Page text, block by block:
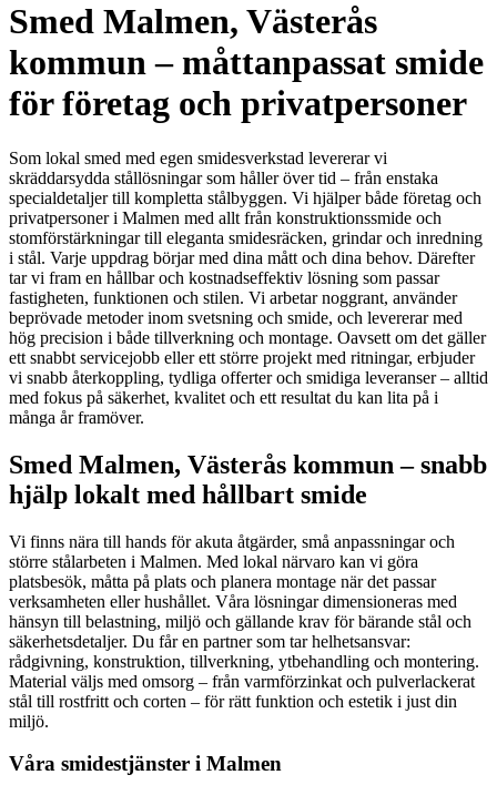
Smed Malmen, Västerås
kommun – måttanpassat smide
för företag och privatpersoner
Som lokal smed med egen smidesverkstad levererar vi
skräddarsydda stållösningar som håller över tid – från enstaka
specialdetaljer till kompletta stålbyggen. Vi hjälper både företag och
privatpersoner i Malmen med allt från konstruktionssmide och
stomförstärkningar till eleganta smidesräcken, grindar och inredning
i stål. Varje uppdrag börjar med dina mått och dina behov. Därefter
tar vi fram en hållbar och kostnadseffektiv lösning som passar
fastigheten, funktionen och stilen. Vi arbetar noggrant, använder
beprövade metoder inom svetsning och smide, och levererar med
hög precision i både tillverkning och montage. Oavsett om det gäller
ett snabbt servicejobb eller ett större projekt med ritningar, erbjuder
vi snabb återkoppling, tydliga offerter och smidiga leveranser – alltid
med fokus på säkerhet, kvalitet och ett resultat du kan lita på i
många år framöver.
Smed Malmen, Västerås kommun – snabb
hjälp lokalt med hållbart smide
Vi finns nära till hands för akuta åtgärder, små anpassningar och
större stålarbeten i Malmen. Med lokal närvaro kan vi göra
platsbesök, måtta på plats och planera montage när det passar
verksamheten eller hushållet. Våra lösningar dimensioneras med
hänsyn till belastning, miljö och gällande krav för bärande stål och
säkerhetsdetaljer. Du får en partner som tar helhetsansvar:
rådgivning, konstruktion, tillverkning, ytbehandling och montering.
Material väljs med omsorg – från varmförzinkat och pulverlackerat
stål till rostfritt och corten – för rätt funktion och estetik i just din
miljö.
Våra smidestjänster i Malmen